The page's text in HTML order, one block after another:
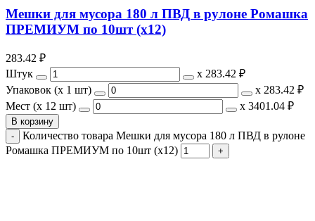
Мешки для мусора 180 л ПВД в рулоне Ромашка
ПРЕМИУМ по 10шт (х12)
283.42 ₽
Штук
х 283.42 ₽
Упаковок (x 1 шт)
х 283.42 ₽
Мест (x 12 шт)
х 3401.04 ₽
В корзину
Количество товара Мешки для мусора 180 л ПВД в рулоне
Ромашка ПРЕМИУМ по 10шт (х12)